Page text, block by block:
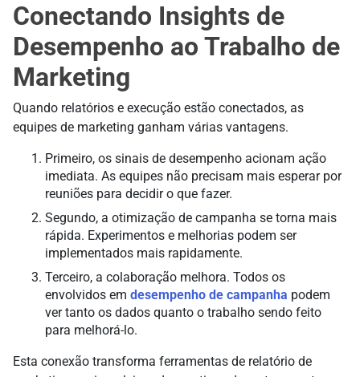
Conectando Insights de
Desempenho ao Trabalho de
Marketing
Quando relatórios e execução estão conectados, as
equipes de marketing ganham várias vantagens.
Primeiro, os sinais de desempenho acionam ação
imediata. As equipes não precisam mais esperar por
reuniões para decidir o que fazer.
Segundo, a otimização de campanha se torna mais
rápida. Experimentos e melhorias podem ser
implementados mais rapidamente.
Terceiro, a colaboração melhora. Todos os
envolvidos em desempenho de campanha podem
ver tanto os dados quanto o trabalho sendo feito
para melhorá-lo.
Esta conexão transforma ferramentas de relatório de